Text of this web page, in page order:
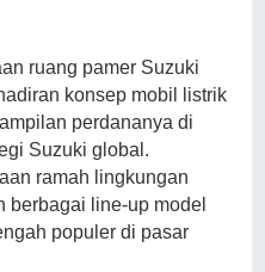
ruang pamer Suzuki
konsep mobil listrik
perdananya di
Suzuki global.
ramah lingkungan
berbagai line-up model
populer di pasar